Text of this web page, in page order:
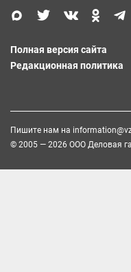
Полная версия сайта
Редакционная политика
Пишите нам на
© 2005 — 2026 ООО Деловая